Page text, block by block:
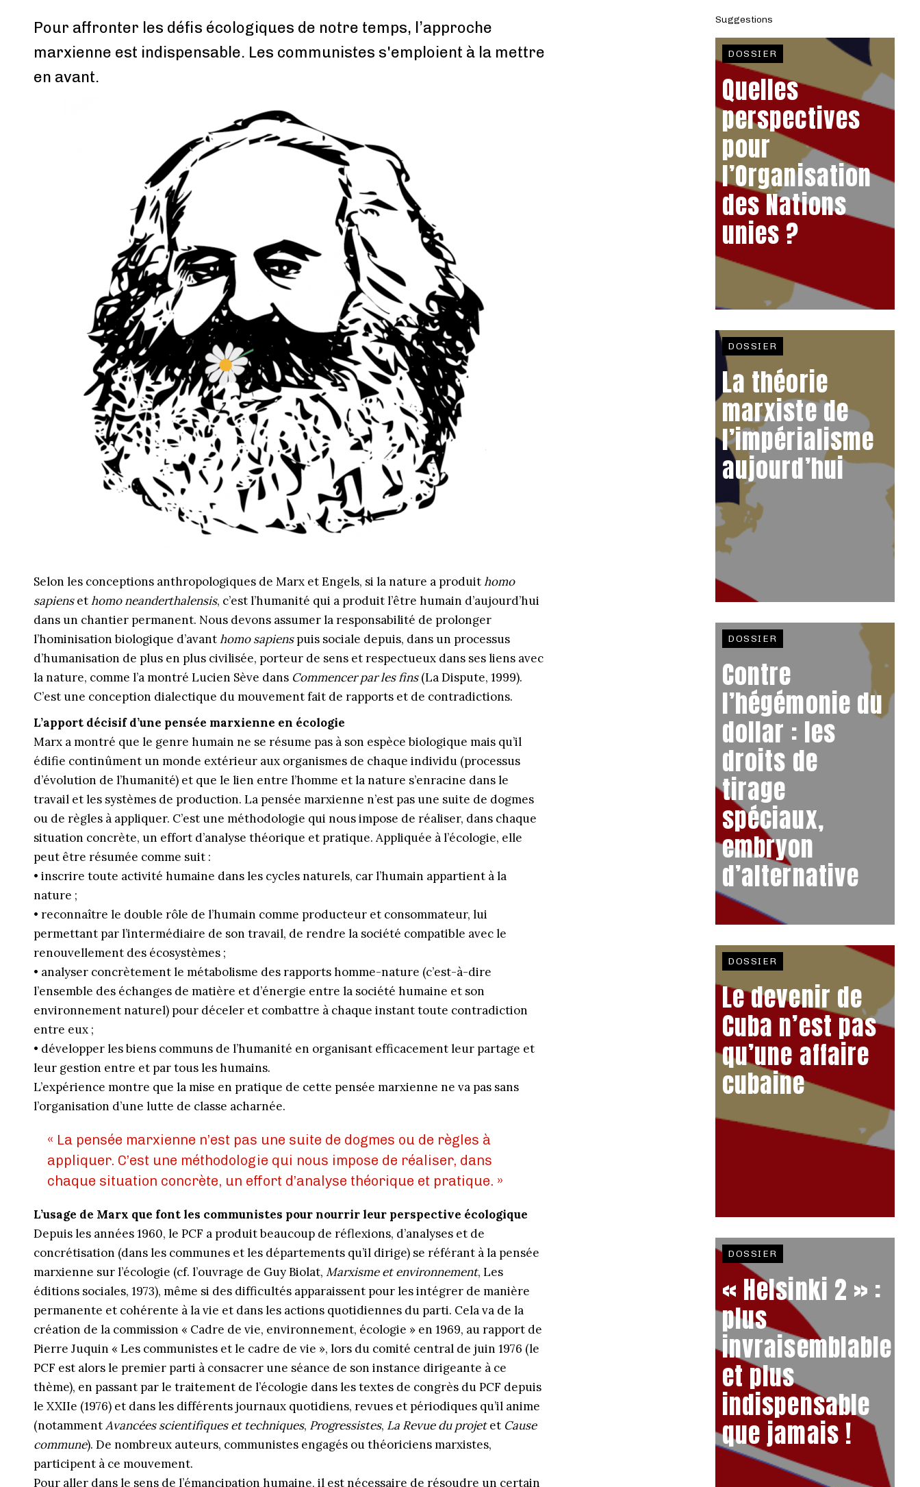
Pour affronter les défis écologiques de notre temps, l’approche
marxienne est indispensable. Les communistes s'emploient à la mettre
en avant.
Selon les conceptions anthropologiques de Marx et Engels, si la nature a produithomo
sapiensethomo neanderthalensis, c’est l’humanité qui a produit l’être humain d’aujourd’hui
dans un chantier permanent. Nous devons assumer la responsabilité de prolonger
l’hominisation biologique d’avanthomo sapienspuis sociale depuis, dans un processus
d’humanisation de plus en plus civilisée, porteur de sens et respectueux dans ses liens avec
la nature, comme l’a montré Lucien Sève dans Commencer par les fins(La Dispute, 1999).
C’est une conception dialectique du mouvement fait de rapports et de contradictions.
L’apport décisif d’une pensée marxienne en écologie
Marx a montré que le genre humain ne se résume pas à son espèce biologique mais qu’il
édifie continûment un monde extérieur aux organismes de chaque individu (processus
d’évolution de l’humanité) et que le lien entre l’homme et la nature s’enracine dans le
travail et les systèmes de production. La pensée marxienne n’est pas une suite de dogmes
ou de règles à appliquer. C’est une méthodologie qui nous impose de réaliser, dans chaque
situation concrète, un effort d’analyse théorique et pratique. Appliquée à l’écologie, elle
peut être résumée comme suit :
• inscrire toute activité humaine dans les cycles naturels, car l’humain appartient à la
nature ;
• reconnaître le double rôle de l’humain comme producteur et consommateur, lui
permettant par l’inter­médiaire de son travail, de rendre la société compatible avec le
renouvellement des écosystèmes ;
• analyser concrètement le métabolisme des rapports homme-nature (c’est-à-dire
l’ensemble des échanges de matière et d’énergie entre la société humaine et son
environnement naturel) pour déceler et combattre à chaque instant toute contradiction
entre eux ;
• développer les biens communs de l’humanité en organisant efficacement leur partage et
leur gestion entre et par tous les humains.
L’expérience montre que la mise en pratique de cette pensée marxienne ne va pas sans
l’organisation d’une lutte de classe acharnée.
« La pensée marxienne n’est pas une suite de dogmes ou de règles à
appliquer. C’est une méthodologie qui nous impose de réaliser, dans
chaque situation concrète, un effort d’analyse théorique et pratique. »
L’usage de Marx que font les communistes pour nourrir leur perspective écologique
Depuis les années 1960, le PCF a produit beaucoup de réflexions, d’analyses et de
concrétisation (dans les communes et les départements qu’il dirige) se référant à la pensée
marxienne sur l’écologie (cf. l’ouvrage de Guy Biolat, Marxisme et environnement, Les
éditions sociales, 1973), même si des difficultés apparaissent pour les intégrer de manière
permanente et cohérente à la vie et dans les actions quotidiennes du parti. Cela va de la
création de la commission « Cadre de vie, environnement, écologie » en 1969, au rapport de
Pierre Juquin « Les communistes et le cadre de vie », lors du comité central de juin 1976 (le
PCF est alors le premier parti à consacrer une séance de son instance dirigeante à ce
thème), en passant par le traitement de l’écologie dans les textes de congrès du PCF depuis
le XXIIe (1976) et dans les différents journaux quotidiens, revues et périodiques qu’il anime
(notammentAvancées scientifiques et techniques, Progressistes, La Revue du projetet Cause
commune). De nombreux auteurs, communistes engagés ou théoriciens marxistes,
participent à ce mouvement.
Pour aller dans le sens de l’émancipation humaine, il est nécessaire de résoudre un certain
Suggestions
DOSSIER
Quelles
perspectives
pour
l’Organisation
des Nations
unies ?
DOSSIER
La théorie
marxiste de
l’impérialisme
aujourd’hui
DOSSIER
Contre
l’hégémonie du
dollar : les
droits de
tirage
spéciaux,
embryon
d’alternative
DOSSIER
Le devenir de
Cuba n’est pas
qu’une affaire
cubaine
DOSSIER
« Helsinki 2 » :
plus
invraisemblable
et plus
indispensable
que jamais !